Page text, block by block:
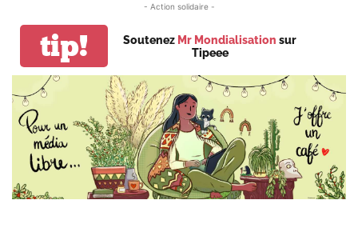
- Action solidaire -
tip! Soutenez Mr Mondialisation sur
Tipeee